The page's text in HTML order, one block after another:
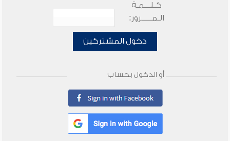
كـلـــمـة
الـمـــــرور:
دخول المشتركين
أو الدخول بحساب